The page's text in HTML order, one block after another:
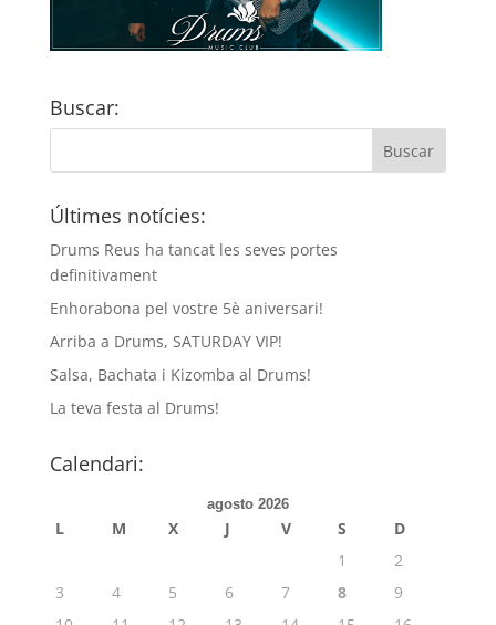
Buscar:
Últimes notícies:
Drums Reus ha tancat les seves portes
definitivament
Enhorabona pel vostre 5è aniversari!
Arriba a Drums, SATURDAY VIP!
Salsa, Bachata i Kizomba al Drums!
La teva festa al Drums!
Calendari:
agosto 2026
L M X J V S
D
1
2
3
4 5 6 7 8
9